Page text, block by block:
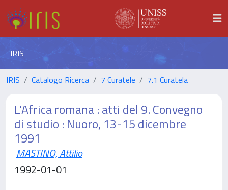
IRIS
IRIS Catalogo Ricerca 7 Curatele 7.1 Curatela
L'Africa romana : atti del 9. Convegno
di studio : Nuoro, 13-15 dicembre
1991
MASTINO, Attilio
1992-01-01